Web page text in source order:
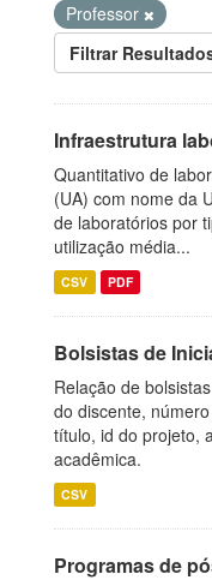
Professor
Filtrar
Infraestrutura
Quantitativo de
(UA) com nome da
de laboratórios por
utilização média...
CSV PDF
Bolsistas de
Relação de
do discente,
título, id do projeto,
acadêmica.
CSV
Programas de